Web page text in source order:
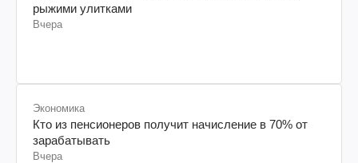
рыжими улитками
Вчера
Экономика
Кто из пенсионеров получит начисление в 70% от
зарабатывать
Вчера